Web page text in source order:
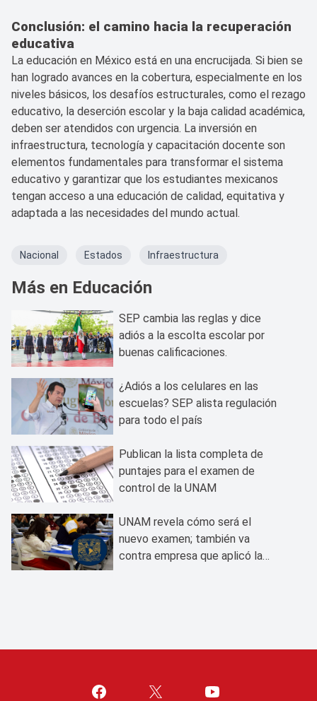
Conclusión: el camino hacia la recuperación
educativa
La educación en México está en una encrucijada. Si bien se
han logrado avances en la cobertura, especialmente en los
niveles básicos, los desafíos estructurales, como el rezago
educativo, la deserción escolar y la baja calidad académica,
deben ser atendidos con urgencia. La inversión en
infraestructura, tecnología y capacitación docente son
elementos fundamentales para transformar el sistema
educativo y garantizar que los estudiantes mexicanos
tengan acceso a una educación de calidad, equitativa y
adaptada a las necesidades del mundo actual.
Nacional Estados Infraestructura
Más en Educación
SEP cambia las reglas y dice
adiós a la escolta escolar por
buenas calificaciones.
¿Adiós a los celulares en las
escuelas? SEP alista regulación
para todo el país
Publican la lista completa de
puntajes para el examen de
control de la UNAM
UNAM revela cómo será el
nuevo examen; también va
contra empresa que aplicó la